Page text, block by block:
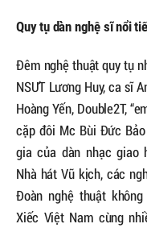
Quy tụ dàn nghệ sĩ nổi
Đêm nghệ thuật quy tụ
NSƯT Lương Huy, ca sĩ
Hoàng Yến, Double2T,
cặp đôi Mc Bùi Đức
gia của dàn nhạc giao
Nhà hát Vũ kịch, các
Đoàn nghệ thuật
Xiếc Việt Nam cùng